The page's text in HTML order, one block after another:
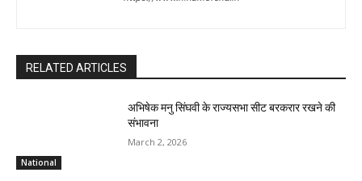
RELATED ARTICLES
National
अभिषेक मनु सिंघवी के राज्यसभा सीट बरकरार रखने की
संभावना
March 2, 2026